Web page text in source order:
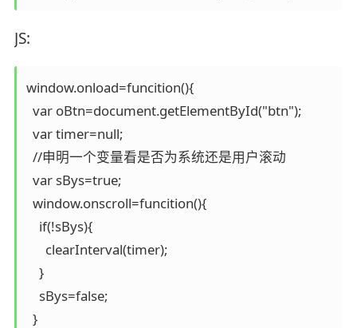
JS:
window.onload=funcition(){
  var oBtn=document.getElementById("btn");
  var timer=null;
  //申明一个变量看是否为系统还是用户滚动
  var sBys=true;
  window.onscroll=funcition(){
    if(!sBys){
      clearInterval(timer);
    }
    sBys=false;
  }